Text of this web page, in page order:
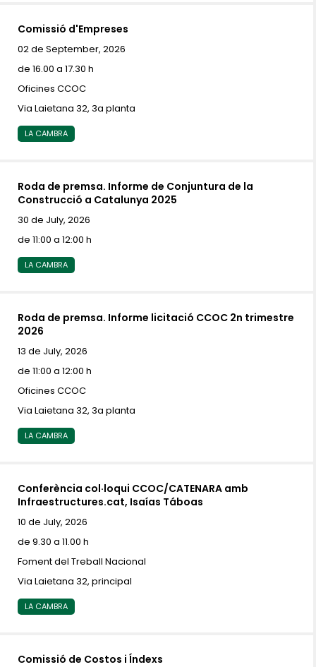
Comissió d'Empreses
02 de September, 2026
de 16.00 a 17.30 h
Oficines CCOC
Via Laietana 32, 3a planta
LA CAMBRA
Roda de premsa. Informe de Conjuntura de la
Construcció a Catalunya 2025
30 de July, 2026
de 11:00 a 12:00 h
LA CAMBRA
Roda de premsa. Informe licitació CCOC 2n trimestre
2026
13 de July, 2026
de 11:00 a 12:00 h
Oficines CCOC
Via Laietana 32, 3a planta
LA CAMBRA
Conferència col·loqui CCOC/CATENARA amb
Infraestructures.cat, Isaías Táboas
10 de July, 2026
de 9.30 a 11.00 h
Foment del Treball Nacional
Via Laietana 32, principal
LA CAMBRA
Comissió de Costos i Índexs